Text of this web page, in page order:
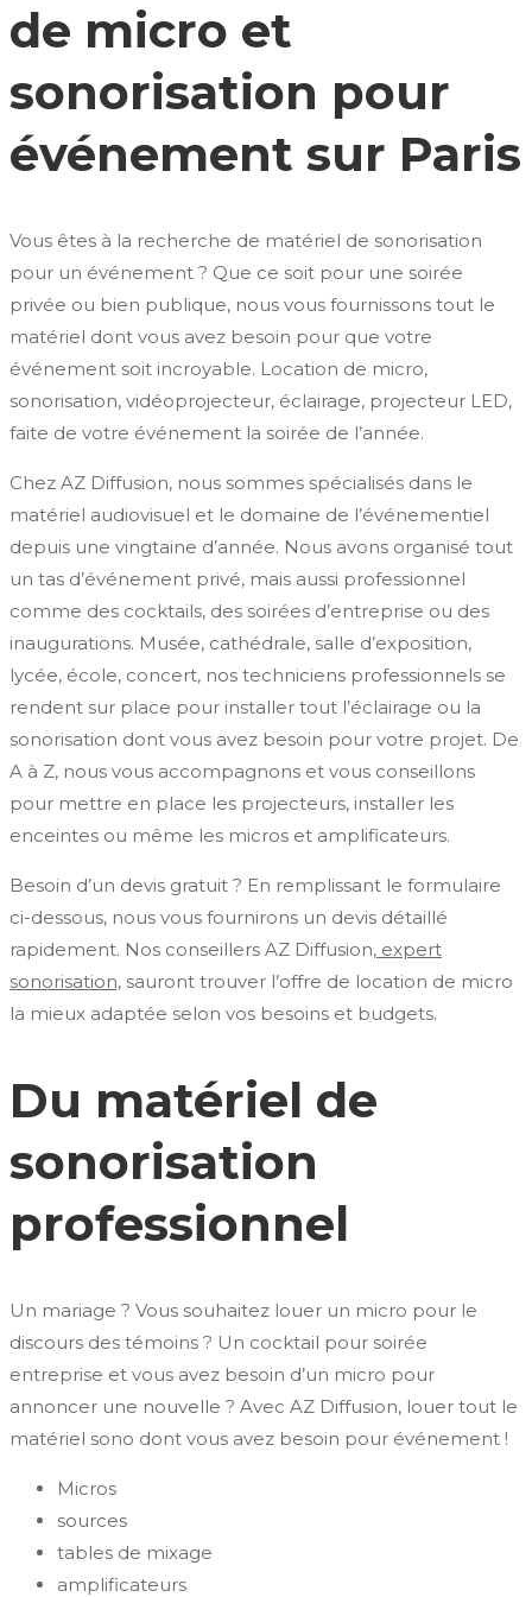
de micro et
sonorisation pour
événement sur Paris
Vous êtes à la recherche de matériel de sonorisation
pour un événement ? Que ce soit pour une soirée
privée ou bien publique, nous vous fournissons tout le
matériel dont vous avez besoin pour que votre
événement soit incroyable. Location de micro,
sonorisation, vidéoprojecteur, éclairage, projecteur LED,
faite de votre événement la soirée de l’année.
Chez AZ Diffusion, nous sommes spécialisés dans le
matériel audiovisuel et le domaine de l’événementiel
depuis une vingtaine d’année. Nous avons organisé tout
un tas d’événement privé, mais aussi professionnel
comme des cocktails, des soirées d’entreprise ou des
inaugurations. Musée, cathédrale, salle d’exposition,
lycée, école, concert, nos techniciens professionnels se
rendent sur place pour installer tout l’éclairage ou la
sonorisation dont vous avez besoin pour votre projet. De
A à Z, nous vous accompagnons et vous conseillons
pour mettre en place les projecteurs, installer les
enceintes ou même les micros et amplificateurs.
Besoin d’un devis gratuit ? En remplissant le formulaire
ci-dessous, nous vous fournirons un devis détaillé
rapidement. Nos conseillers AZ Diffusion, expert
sonorisation, sauront trouver l’offre de location de micro
la mieux adaptée selon vos besoins et budgets.
Du matériel de
sonorisation
professionnel
Un mariage ? Vous souhaitez louer un micro pour le
discours des témoins ? Un cocktail pour soirée
entreprise et vous avez besoin d’un micro pour
annoncer une nouvelle ? Avec AZ Diffusion, louer tout le
matériel sono dont vous avez besoin pour événement !
Micros
sources
tables de mixage
amplificateurs